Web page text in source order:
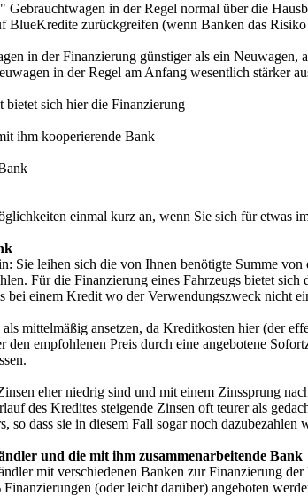
Gebrauchtwagen in der Regel normal über die
BlueKredite zurückgreifen (wenn Banken das
in der Finanzierung günstiger als ein Neuwagen,
in der Regel am Anfang wesentlich stärker
sich hier die Finanzierung
ihm kooperierende Bank
einmal kurz an, wenn Sie sich für etwas
Sie leihen sich die von Ihnen benötigte Summe
Für die Finanzierung eines Fahrzeugs bietet
bei einem Kredit wo der Verwendungszweck nicht
mittelmäßig ansetzen, da Kreditkosten hier (der
empfohlenen Preis durch eine angebotene
eher niedrig sind und mit einem Zinssprung
des Kredites steigende Zinsen oft teurer als
so dass sie in diesem Fall sogar noch dazubezahlen
und die mit ihm zusammenarbeitende Bank
mit verschiedenen Banken zur Finanzierung
(oder leicht darüber) angeboten